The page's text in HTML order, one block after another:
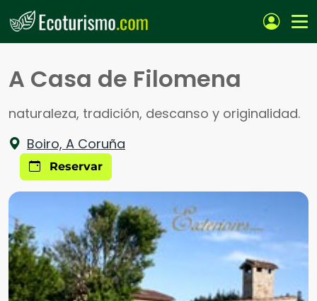
Pasar al contenido principal
A Casa de Filomena
naturaleza, tradición, descanso y originalidad.
Boiro, A Coruña
Reservar